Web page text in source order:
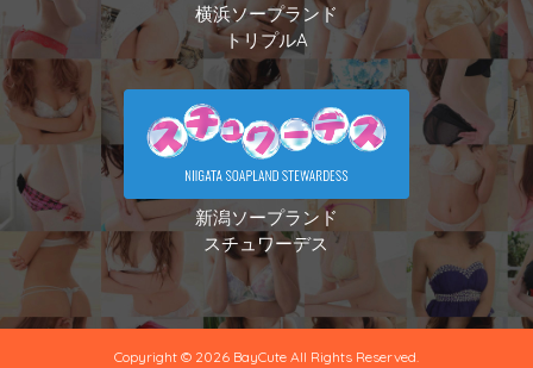
横浜ソープランド
トリプルA
新潟ソープランド
スチュワーデス
Copyright © 2026 BayCute All Rights Reserved.